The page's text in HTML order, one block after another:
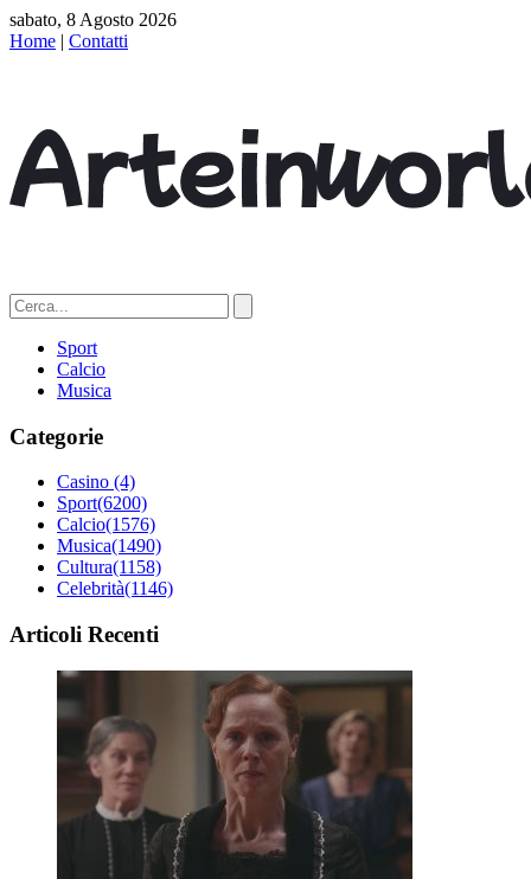
sabato, 8 Agosto 2026
Home | Contatti
Sport
Calcio
Musica
Categorie
Casino (4)
Sport(6200)
Calcio(1576)
Musica(1490)
Cultura(1158)
Celebrità(1146)
Articoli Recenti